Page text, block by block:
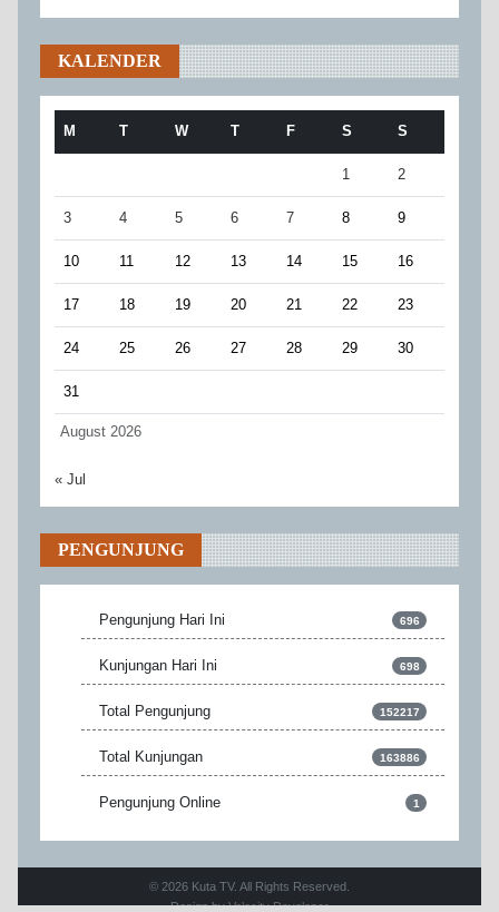
KALENDER
August 2026
M T W T F S S
1 2
3 4 5 6 7 8 9
10 11 12 13 14 15 16
17 18 19 20 21 22 23
24 25 26 27 28 29 30
31
« Jul
PENGUNJUNG
Pengunjung Hari Ini 696
Kunjungan Hari Ini 698
Total Pengunjung 152217
Total Kunjungan 163886
Pengunjung Online 1
© 2026 Kuta TV. All Rights Reserved.
Design byVelocity Developer